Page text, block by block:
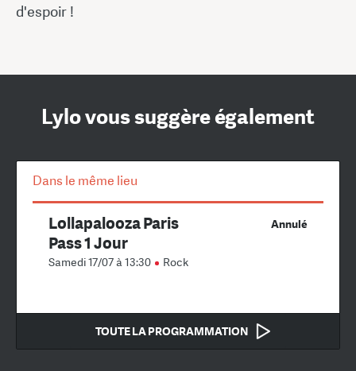
d'espoir !
Lylo vous suggère également
Dans le même lieu
Annulé
Lollapalooza Paris
Pass 1 Jour
Samedi 17/07 à 13:30 Rock
TOUTE LA PROGRAMMATION